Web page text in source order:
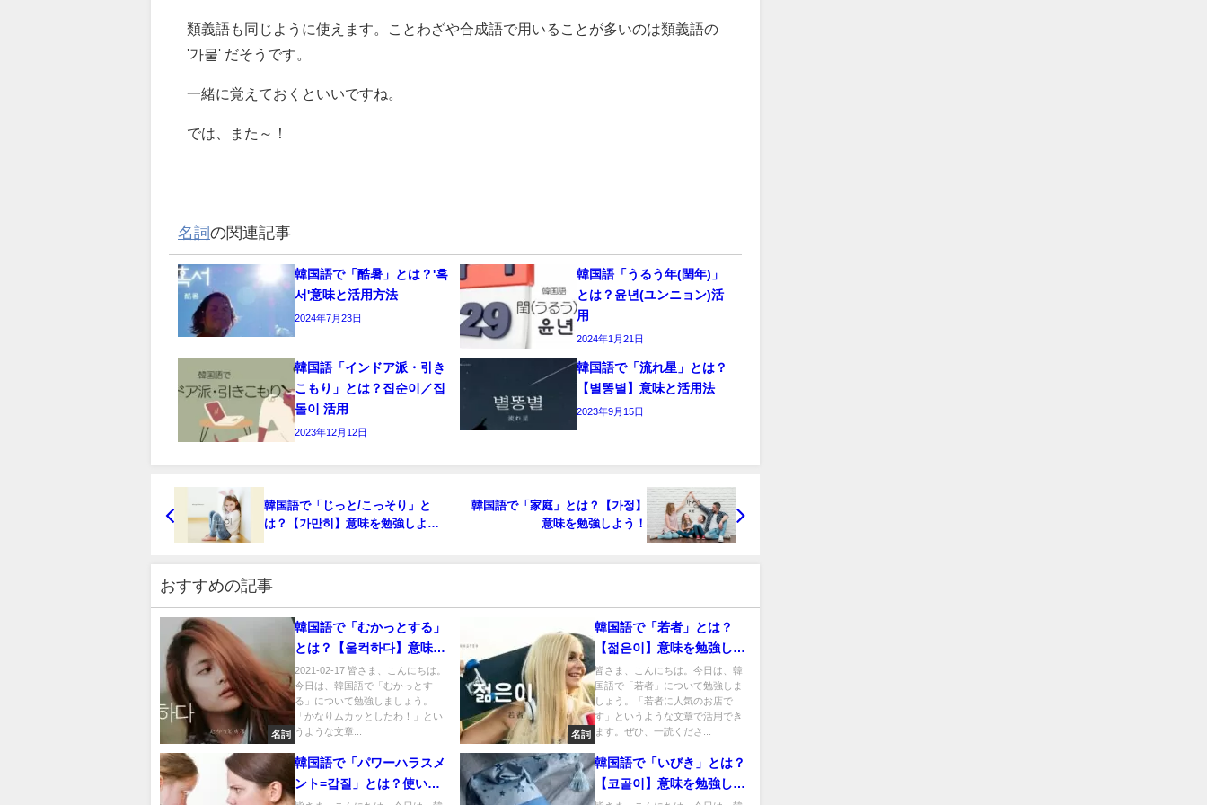
類義語も同じように使えます。ことわざや合成語で用いることが多いのは類義語の
'가물' だそうです。
一緒に覚えておくといいですね。
では、また～！
名詞の関連記事
韓国語で「酷暑」とは？'혹
서'意味と活用方法
2024年7月23日
韓国語「うるう年(閏年)」
とは？윤년(ユンニョン)活
用
2024年1月21日
韓国語「インドア派・引き
こもり」とは？집순이／집
돌이 活用
2023年12月12日
韓国語で「流れ星」とは？
【별똥별】意味と活用法
2023年9月15日
韓国語で「じっと/こっそり」と
は？【가만히】意味を勉強しよ
韓国語で「家庭」とは？【가정】
意味を勉強しよう！
おすすめの記事
名詞
韓国語で「むかっとする」
とは？【울컥하다】意味を
勉強しよう！
2021-02-17 皆さま、こんにちは。
今日は、韓国語で「むかっとす
る」について勉強しましょう。
「かなりムカッとしたわ！」とい
うような文章...
名詞
韓国語で「若者」とは？
【젊은이】意味を勉強しよ
う！
皆さま、こんにちは。今日は、韓
国語で「若者」について勉強しま
しょう。「若者に人気のお店で
す」というような文章で活用でき
ます。ぜひ、一読くださ...
韓国語で「パワーハラスメ
ント=갑질」とは？使い方
韓国語で「いびき」とは？
【코골이】意味を勉強しよ